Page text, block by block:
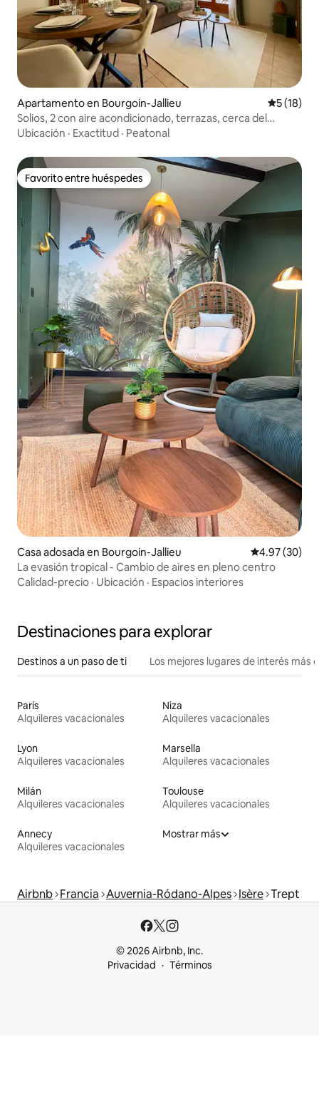
Apartamento en Bourgoin-Jallieu
5 (18)
Solios, 2 con aire acondicionado, terrazas, cerca del
centro, wifi
Ubicación · Exactitud · Peatonal
Favorito entre huéspedes
Favorito entre huéspedes
Casa adosada en Bourgoin-Jallieu Calificación
4.97 (30)
La evasión tropical - Cambio de aires en pleno centro
Calidad-precio · Ubicación · Espacios interiores
Destinaciones para explorar
Destinos a un paso de ti Los mejores lugares de interés más
París
Alquileres vacacionales
Niza
Alquileres vacacionales
Lyon
Alquileres vacacionales
Marsella
Alquileres vacacionales
Milán
Alquileres vacacionales
Toulouse
Alquileres vacacionales
Annecy
Alquileres vacacionales
Mostrar más
Airbnb Francia Auvernia-Ródano-Alpes Isère Trept
© 2026 Airbnb, Inc.
Privacidad
Términos